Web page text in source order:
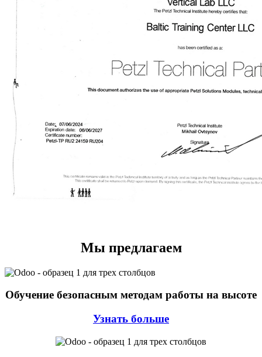
Мы предлагаем
Обучение безопасным методам работы на высоте
Узнать больше